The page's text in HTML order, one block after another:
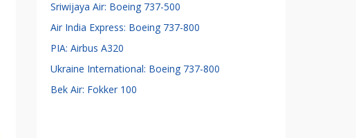
Sriwijaya Air: Boeing 737-500
Air India Express: Boeing 737-800
PIA: Airbus A320
Ukraine International: Boeing 737-800
Bek Air: Fokker 100